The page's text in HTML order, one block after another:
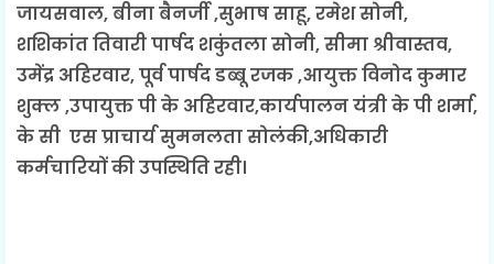
जायसवाल, बीना बैनर्जी ,सुभाष साहू, रमेश सोनी,
शशिकांत तिवारी पार्षद शकुंतला सोनी, सीमा श्रीवास्तव,
उमेंद्र अहिरवार, पूर्व पार्षद डब्बू रजक ,आयुक्त विनोद कुमार
शुक्ल ,उपायुक्त पी के अहिरवार,कार्यपालन यंत्री के पी शर्मा,
के सी एस प्राचार्य सुमनलता सोलंकी,अधिकारी
कर्मचारियों की उपस्थिति रही।